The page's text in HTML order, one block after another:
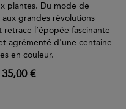
plantes. Du mode de
grandes révolutions
l’épopée fascinante
agrémenté d'une centaine
en couleur.
35,00 €